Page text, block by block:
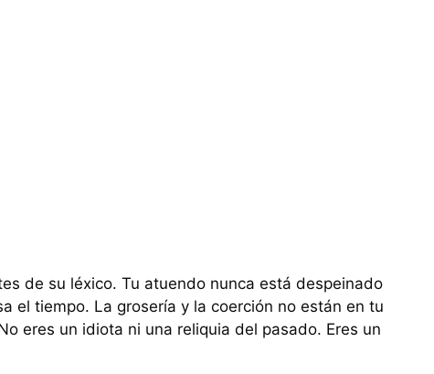
de su léxico. Tu atuendo nunca está despeinado
el tiempo. La grosería y la coerción no están en tu
eres un idiota ni una reliquia del pasado. Eres un